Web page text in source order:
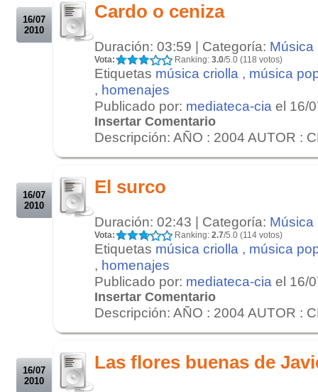
16/07
2010
Cardo o ceniza
Duración: 03:59 | Categoría: Música
Vota: Ranking: 3.0/5.0 (118 votos)
Etiquetas música criolla , música
, homenajes
Publicado por: mediateca-cia el 16/
Insertar Comentario
Descripción: AÑO : 2004 AUTOR :
16/07
2010
El surco
Duración: 02:43 | Categoría: Música
Vota: Ranking: 2.7/5.0 (114 votos)
Etiquetas música criolla , música
, homenajes
Publicado por: mediateca-cia el 16/
Insertar Comentario
Descripción: AÑO : 2004 AUTOR :
16/07
2010
Las flores buenas de